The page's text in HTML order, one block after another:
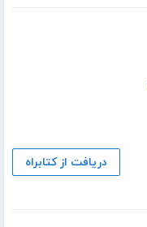
دریافت از کتابراه